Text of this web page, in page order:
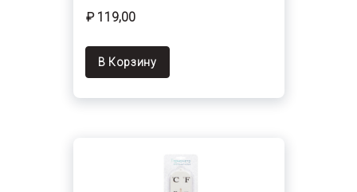
₽ 119,00
В Корзину